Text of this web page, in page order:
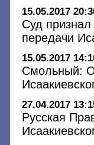
15.05.2017
Суд
передачи
15.05.2017
Смольный:
27.04.2017
Русская